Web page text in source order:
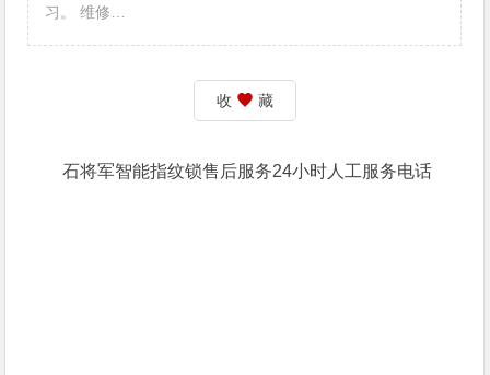
习。 维修…
收 藏
石将军智能指纹锁售后服务24小时人工服务电话